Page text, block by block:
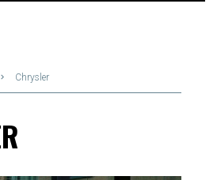
Chrysler